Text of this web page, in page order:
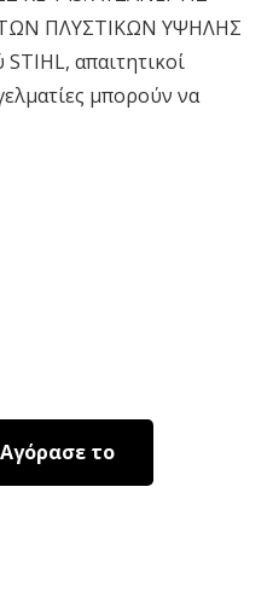
ΠΛΥΣΤΙΚΩΝ ΥΨΗΛΗΣ
απαιτητικοί
μπορούν να
Αγόρασε το